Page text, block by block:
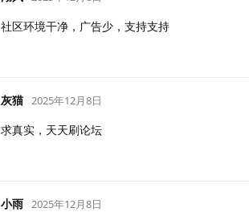
社区环境干净，广告少，支持支持
灰猫 2025年12月8日
求真实，天天刷论坛
小雨 2025年12月8日